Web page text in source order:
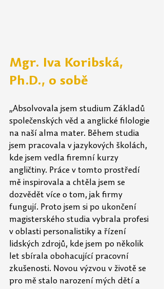
Mgr. Iva Koribská,
Ph.D., o sobě
„Absolvovala jsem studium Základů
společenských věd a anglické filologie
na naší alma mater. Během studia
jsem pracovala v jazykových školách,
kde jsem vedla firemní kurzy
angličtiny. Práce v tomto prostředí
mě inspirovala a chtěla jsem se
dozvědět více o tom, jak firmy
fungují. Proto jsem si po ukončení
magisterského studia vybrala profesi
v oblasti personalistiky a řízení
lidských zdrojů, kde jsem po několik
let sbírala obohacující pracovní
zkušenosti. Novou výzvou v životě se
pro mě stalo narození mých dětí a